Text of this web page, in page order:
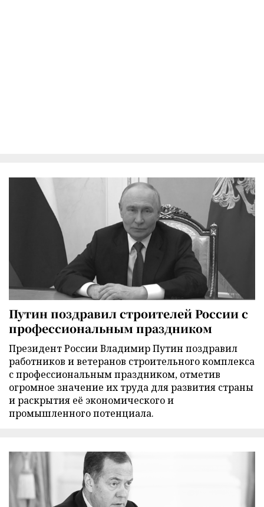
Путин поздравил строителей России с
профессиональным праздником
Президент России Владимир Путин поздравил
работников и ветеранов строительного комплекса
с профессиональным праздником, отметив
огромное значение их труда для развития страны
и раскрытия её экономического и
промышленного потенциала.